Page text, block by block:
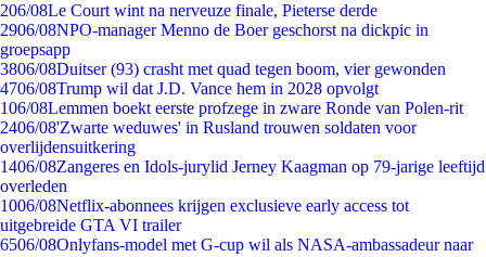
206/08Le Court wint na nerveuze finale, Pieterse derde
2906/08NPO-manager Menno de Boer geschorst na dickpic in
groepsapp
3806/08Duitser (93) crasht met quad tegen boom, vier gewonden
4706/08Trump wil dat J.D. Vance hem in 2028 opvolgt
106/08Lemmen boekt eerste profzege in zware Ronde van Polen-rit
2406/08'Zwarte weduwes' in Rusland trouwen soldaten voor
overlijdensuitkering
1406/08Zangeres en Idols-jurylid Jerney Kaagman op 79-jarige leeftijd
overleden
1006/08Netflix-abonnees krijgen exclusieve early access tot
uitgebreide GTA VI trailer
6506/08Onlyfans-model met G-cup wil als NASA-ambassadeur naar